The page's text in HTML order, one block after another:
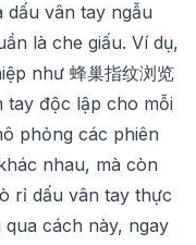
vân tay ngẫu
là che giấu. Ví dụ,
như 蜂巢指纹浏览
tay độc lập cho mỗi
phỏng các phiên
nhau, mà còn
rỉ dấu vân tay thực
qua cách này, ngay